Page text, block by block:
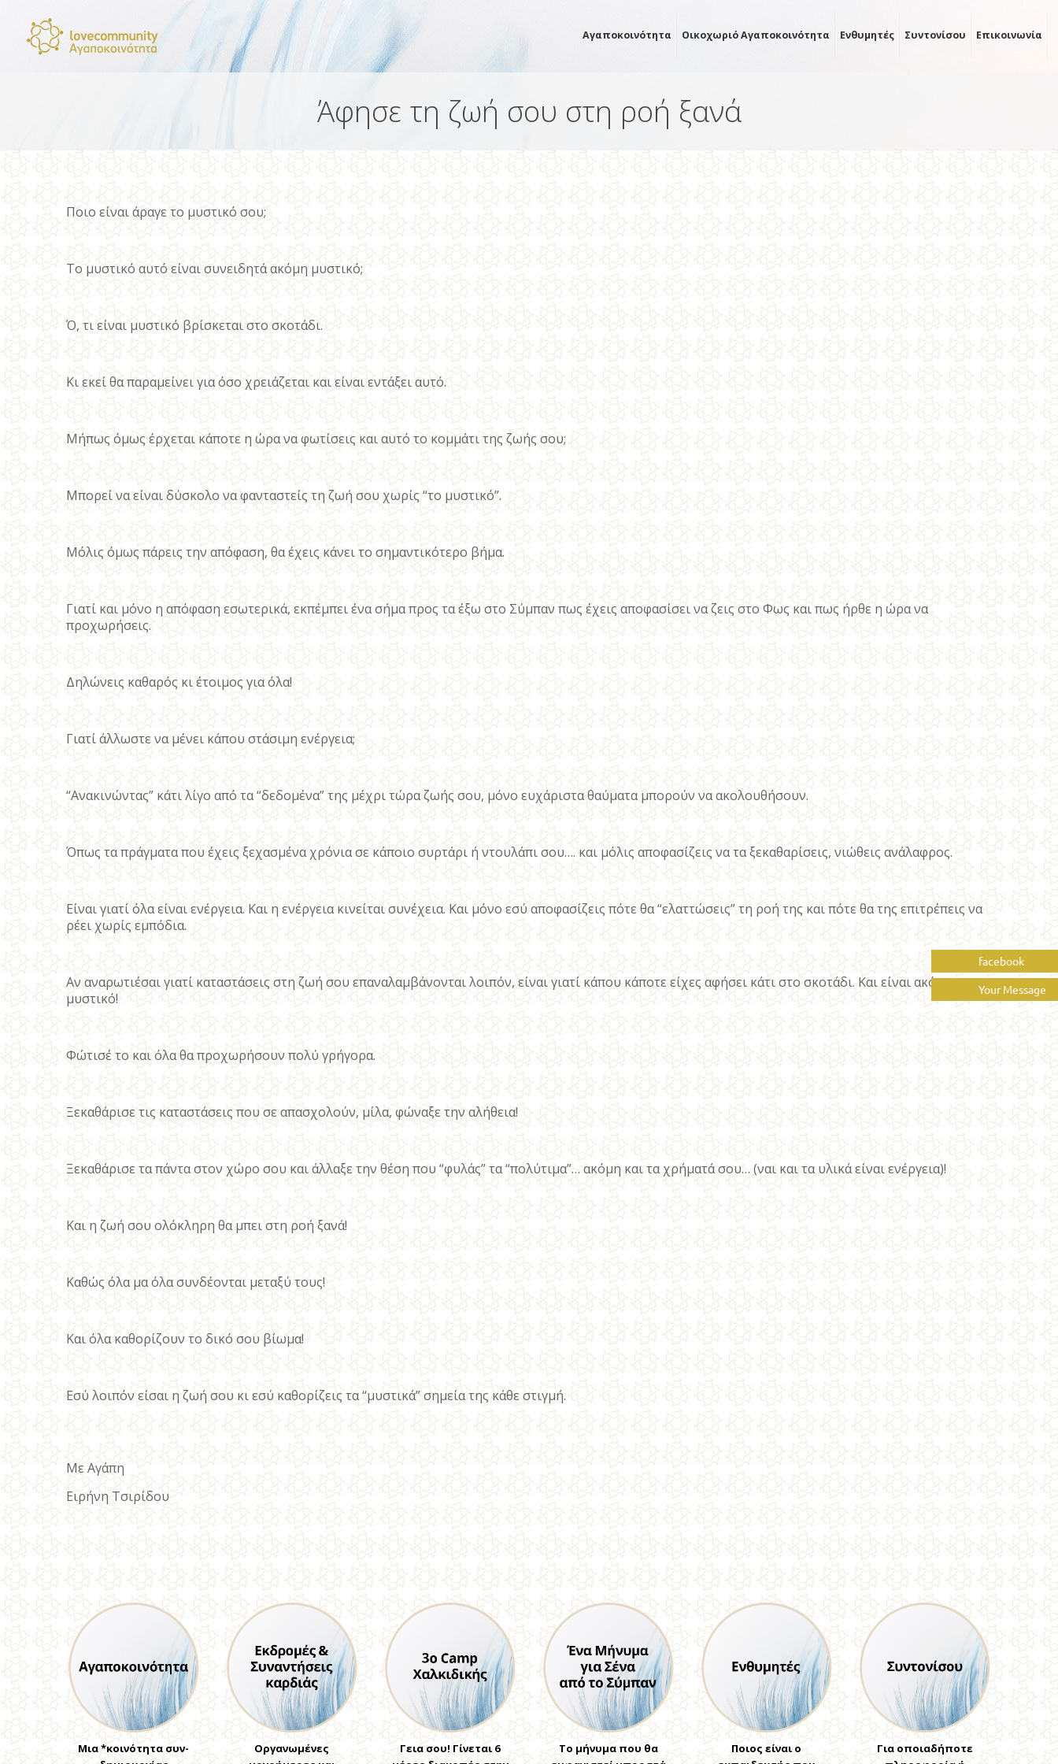
Αγαποκοινότητα Οικοχωριό Αγαποκοινότητα Ενθυμητές Συντονίσου Επικοινωνία
Άφησε τη ζωή σου στη ροή ξανά
Ποιο είναι άραγε το μυστικό σου;
Το μυστικό αυτό είναι συνειδητά ακόμη μυστικό;
Ό, τι είναι μυστικό βρίσκεται στο σκοτάδι.
Κι εκεί θα παραμείνει για όσο χρειάζεται και είναι εντάξει αυτό.
Μήπως όμως έρχεται κάποτε η ώρα να φωτίσεις και αυτό το κομμάτι της ζωής σου;
Μπορεί να είναι δύσκολο να φανταστείς τη ζωή σου χωρίς “το μυστικό”.
Μόλις όμως πάρεις την απόφαση, θα έχεις κάνει το σημαντικότερο βήμα.
Γιατί και μόνο η απόφαση εσωτερικά, εκπέμπει ένα σήμα προς τα έξω στο Σύμπαν πως έχεις αποφασίσει να ζεις στο Φως και πως ήρθε η ώρα να
προχωρήσεις.
Δηλώνεις καθαρός κι έτοιμος για όλα!
Γιατί άλλωστε να μένει κάπου στάσιμη ενέργεια;
“Ανακινώντας” κάτι λίγο από τα “δεδομένα” της μέχρι τώρα ζωής σου, μόνο ευχάριστα θαύματα μπορούν να ακολουθήσουν.
Όπως τα πράγματα που έχεις ξεχασμένα χρόνια σε κάποιο συρτάρι ή ντουλάπι σου…. και μόλις αποφασίζεις να τα ξεκαθαρίσεις, νιώθεις ανάλαφρος.
Είναι γιατί όλα είναι ενέργεια. Και η ενέργεια κινείται συνέχεια. Και μόνο εσύ αποφασίζεις πότε θα “ελαττώσεις” τη ροή της και πότε θα της επιτρέπεις να
ρέει χωρίς εμπόδια.
Αν αναρωτιέσαι γιατί καταστάσεις στη ζωή σου επαναλαμβάνονται λοιπόν, είναι γιατί κάπου κάποτε είχες αφήσει κάτι στο σκοτάδι. Και είναι ακόμη
μυστικό!
Φώτισέ το και όλα θα προχωρήσουν πολύ γρήγορα.
Ξεκαθάρισε τις καταστάσεις που σε απασχολούν, μίλα, φώναξε την αλήθεια!
Ξεκαθάρισε τα πάντα στον χώρο σου και άλλαξε την θέση που “φυλάς” τα “πολύτιμα”… ακόμη και τα χρήματά σου… (ναι και τα υλικά είναι ενέργεια)!
Και η ζωή σου ολόκληρη θα μπει στη ροή ξανά!
Καθώς όλα μα όλα συνδέονται μεταξύ τους!
Και όλα καθορίζουν το δικό σου βίωμα!
Εσύ λοιπόν είσαι η ζωή σου κι εσύ καθορίζεις τα “μυστικά” σημεία της κάθε στιγμή.
Με Αγάπη
Ειρήνη Τσιρίδου
Μια *κοινότητα συν-
Οργανωμένες
Γεια σου! Γίνεται 6
Το μήνυμα που θα
Ποιος είναι ο
Για οποιαδήποτε
facebook
Your Message